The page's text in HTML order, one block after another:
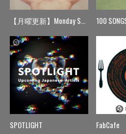
【月曜更新】Monday Spin
SPOTLIGHT
100
FabCafe